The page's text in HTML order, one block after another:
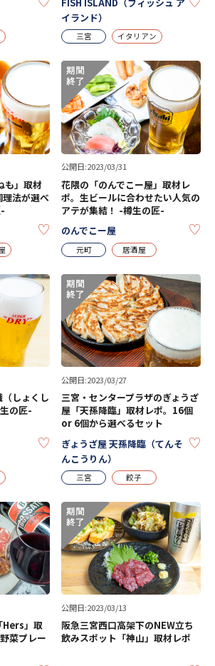
イランド）
三宮 イタリアン
も」取材
理法が選べ
KEEP
公開日:2023/03/31
花隈の「のんでこー屋」取材レ
ポ。生ビールに合わせたい人気の
アテが集結！ -樽生の匠-
のんでこー屋
元町 居酒屋
しょくし
の匠-
KEEP
公開日:2023/03/27
三宮・センタープラザのぎょうざ
屋「天孫降臨」取材レポ。16個
or 6個から選べるセット
ぎょうざ屋 天孫降臨（てんそ
んこうりん）
三宮 餃子
Hers」取
菜プレー
公開日:2023/03/13
阪急三宮西口高架下のNEW立ち
飲みスポット「神山」取材レポ